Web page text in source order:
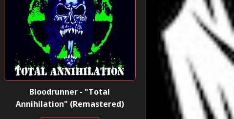
Bloodrunner - "Total
Annihilation" (Remastered)